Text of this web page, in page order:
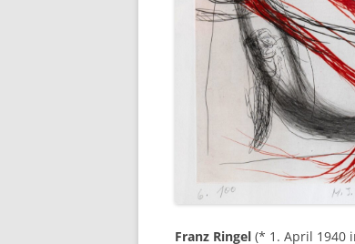
Franz Ringel (* 1. April 1940